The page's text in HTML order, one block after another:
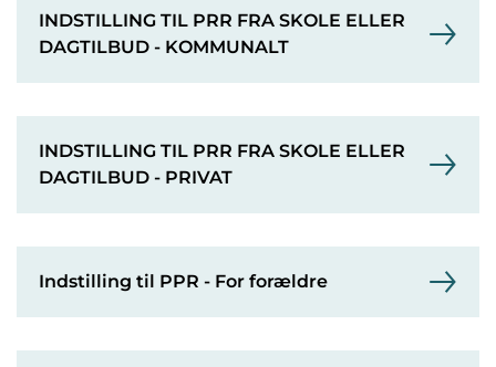
INDSTILLING TIL PRR FRA SKOLE ELLER
DAGTILBUD - KOMMUNALT
INDSTILLING TIL PRR FRA SKOLE ELLER
DAGTILBUD - PRIVAT
Indstilling til PPR - For forældre